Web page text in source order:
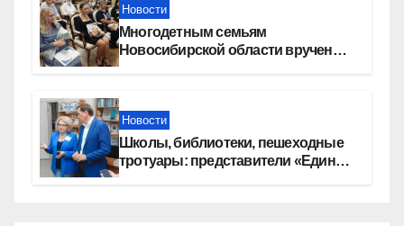
Новости
Многодетным семьям
Новосибирской области вручены
Новости
Школы, библиотеки, пешеходные
тротуары: представители «Единой